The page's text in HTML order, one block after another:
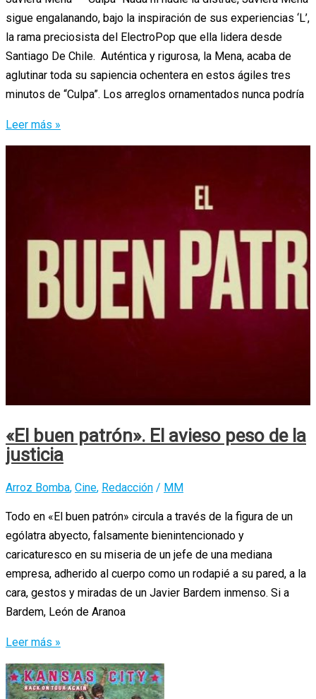
sigue engalanando, bajo la inspiración de sus experiencias ‘L’,
la rama preciosista del ElectroPop que ella lidera desde
Santiago De Chile. Auténtica y rigurosa, la Mena, acaba de
aglutinar toda su sapiencia ochentera en estos ágiles tres
minutos de “Culpa”. Los arreglos ornamentados nunca podría
Javiera
Mena
Culpa,
Maxima
Leer más »
«El buen patrón». El avieso peso de la
justicia
Arroz Bomba, Cine, Redacción / MM
Todo en «El buen patrón» circula a través de la figura de un
ególatra abyecto, falsamente bienintencionado y
caricaturesco en su miseria de un jefe de una mediana
empresa, adherido al cuerpo como un rodapié a su pared, a la
cara, gestos y miradas de un Javier Bardem inmenso. Si a
Bardem, León de Aranoa
«El
buen
patrón».
Leer más »